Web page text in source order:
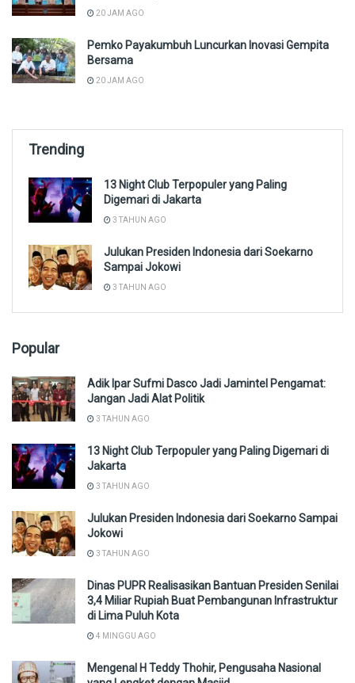
20 JAM AGO
Pemko Payakumbuh Luncurkan Inovasi Gempita
Bersama
20 JAM AGO
Trending
13 Night Club Terpopuler yang Paling
Digemari di Jakarta
3 TAHUN AGO
Julukan Presiden Indonesia dari Soekarno
Sampai Jokowi
3 TAHUN AGO
Popular
Adik Ipar Sufmi Dasco Jadi Jamintel Pengamat:
Jangan Jadi Alat Politik
3 TAHUN AGO
13 Night Club Terpopuler yang Paling Digemari di
Jakarta
3 TAHUN AGO
Julukan Presiden Indonesia dari Soekarno Sampai
Jokowi
3 TAHUN AGO
Dinas PUPR Realisasikan Bantuan Presiden Senilai
3,4 Miliar Rupiah Buat Pembangunan Infrastruktur
di Lima Puluh Kota
4 MINGGU AGO
Mengenal H Teddy Thohir, Pengusaha Nasional